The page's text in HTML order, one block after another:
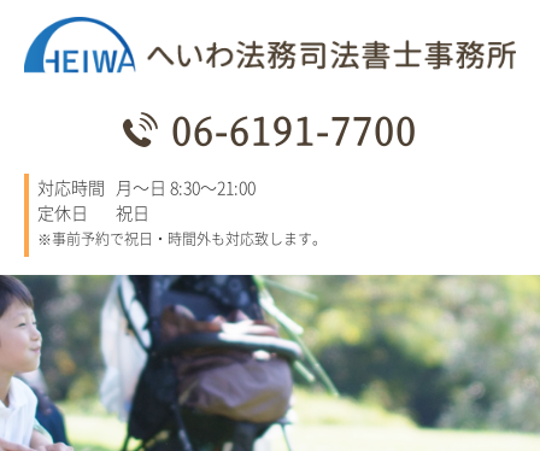
06-6191-7700
対応時間 月～日 8:30～21:00
定休日
祝日
※事前予約で祝日・時間外も対応致します。